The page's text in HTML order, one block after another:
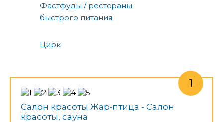
Фастфуды / рестораны
быстрого питания
Цирк
Салон красоты Жар-птица - Салон
красоты, сауна